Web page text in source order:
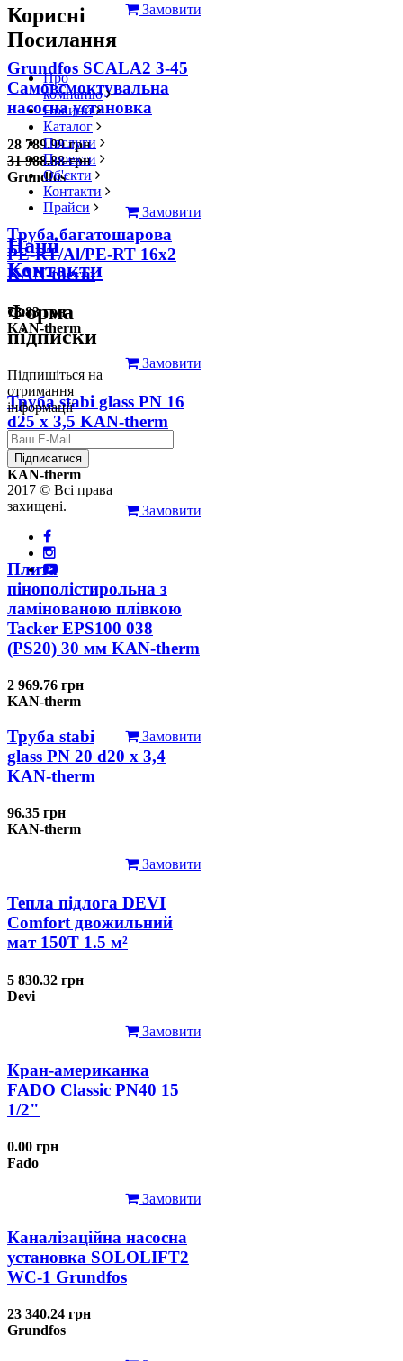
Замовити
Grundfos SCALA2 3-45
Самовсмоктувальна
насосна установка
28 789.99 грн
31 988.88 грн
Grundfos
Замовити
Труба багатошарова
PE-RT/Al/PE-RT 16x2
KAN-therm
78.83 грн
KAN-therm
Замовити
Труба stabi glass PN 16
d25 х 3,5 KAN-therm
126.31 грн
KAN-therm
Замовити
Плита
пінополістирольна з
ламінованою плівкою
Tacker EPS100 038
(PS20) 30 мм KAN-therm
2 969.76 грн
KAN-therm
Замовити
Труба stabi
glass PN 20 d20 х 3,4
KAN-therm
96.35 грн
KAN-therm
Замовити
Тепла підлога DEVI
Comfort двожильний
мат 150T 1.5 м²
5 830.32 грн
Devi
Замовити
Кран-американка
FADO Classic PN40 15
1/2"
0.00 грн
Fado
Замовити
Каналізаційна насосна
установка SOLOLIFT2
WC-1 Grundfos
23 340.24 грн
Grundfos
Корисні
Посилання
Про
компанію
Новини
Каталог
Послуги
Проекти
Об'єкти
Контакти
Прайси
Наші
Контакти
Форма
підписки
Підпишіться на
отримання
інформації
Підписатися
2017 © Всі права
захищені.